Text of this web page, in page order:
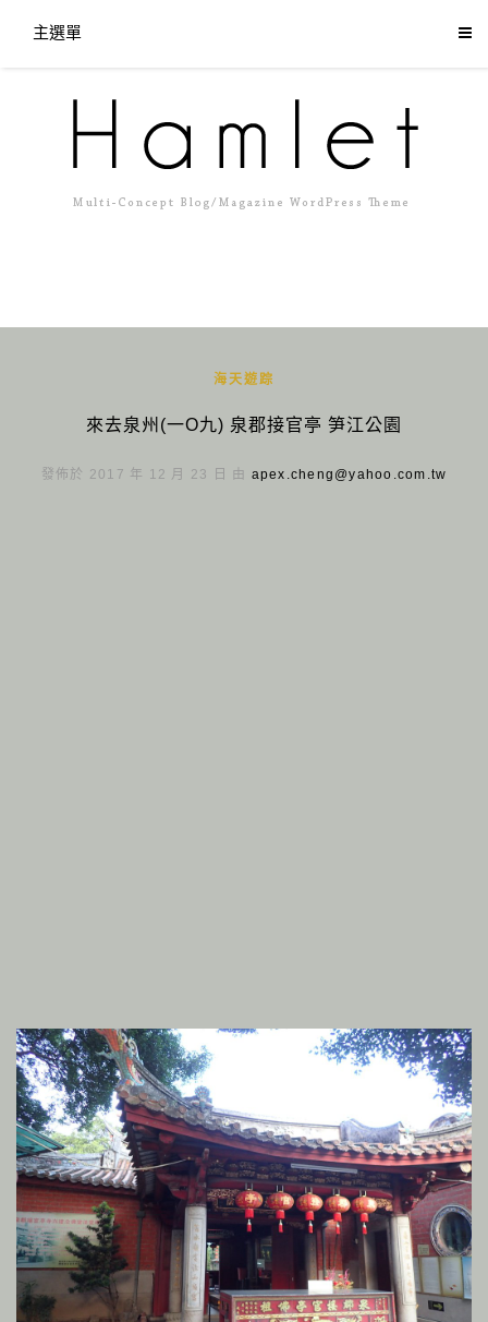
主選單
海天遊踪
來去泉州(一O九) 泉郡接官亭 笋江公園
發佈於 2017 年 12 月 23 日 由 apex.cheng@yahoo.com.tw